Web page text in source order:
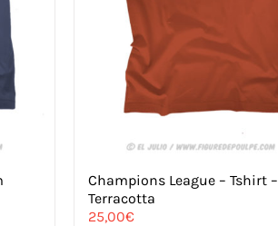
produit
Champions League – Tshirt –
Terracotta
25,00€